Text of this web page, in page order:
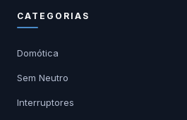
CATEGORIAS
Domótica
Sem Neutro
Interruptores